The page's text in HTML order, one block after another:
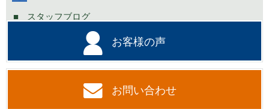
スタッフブログ
お客様の声
お問い合わせ